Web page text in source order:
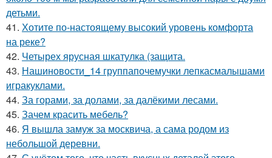
детьми.
41. Хотите по-настоящему высокий уровень комфорта
на реке?
42. Четырех ярусная шкатулка (защита.
43. Нашиновости_14 группапочемучки лепкасмалышами
игракуклами.
44. За горами, за долами, за далёкими лесами.
45. Зачем красить мебель?
46. Я вышла замуж за москвича, а сама родом из
небольшой деревни.